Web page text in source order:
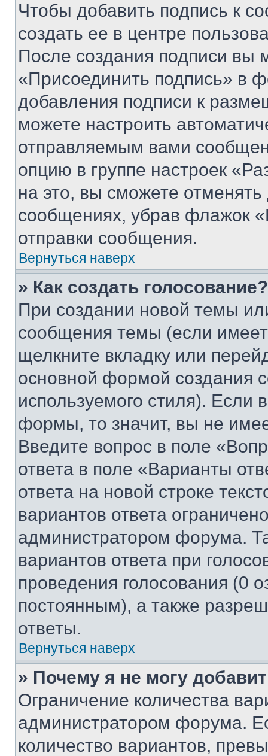
Чтобы добавить подпись к
создать ее в центре
После создания подписи вы
«Присоединить подпись» в
добавления подписи к
можете настроить
отправляемым вами
опцию в группе настроек
на это, вы сможете
сообщениях, убрав флажок
отправки сообщения.
Вернуться наверх
» Как создать голосование?
При создании новой темы
сообщения темы (если
щелкните вкладку или
основной формой создания
используемого стиля). Если
формы, то значит, вы не
Введите вопрос в поле
ответа в поле «Варианты
ответа на новой строке
вариантов ответа
администратором форума.
вариантов ответа при
проведения голосования (0
постоянным), а также
ответы.
Вернуться наверх
» Почему я не могу
Ограничение количества
администратором форума.
количество вариантов,